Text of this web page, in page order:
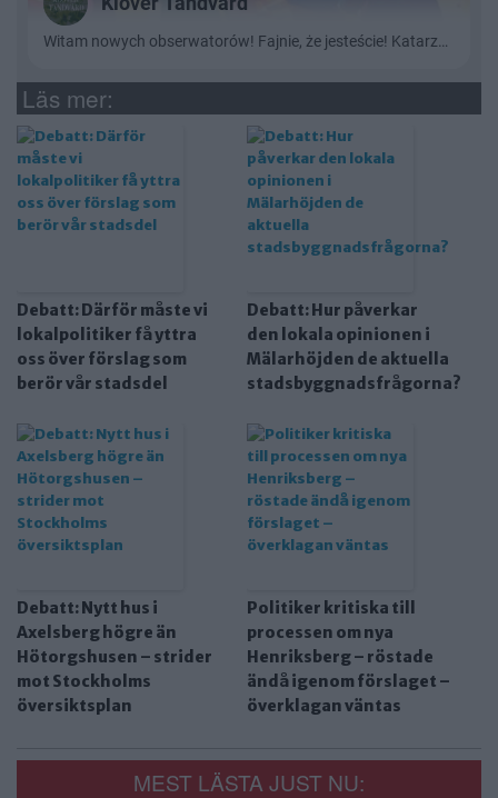
Läs mer:
Debatt: Därför måste vi
lokalpolitiker få yttra
oss över förslag som
berör vår stadsdel
Debatt: Hur påverkar
den lokala opinionen i
Mälarhöjden de aktuella
stadsbyggnadsfrågorna?
Debatt: Nytt hus i
Axelsberg högre än
Hötorgshusen – strider
mot Stockholms
översiktsplan
Politiker kritiska till
processen om nya
Henriksberg – röstade
ändå igenom förslaget –
överklagan väntas
MEST LÄSTA JUST NU: